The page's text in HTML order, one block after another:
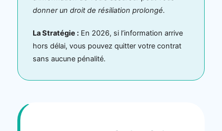
donner un droit de résiliation prolongé.
La Stratégie : En 2026, si l’information arrive
hors délai, vous pouvez quitter votre contrat
sans aucune pénalité.